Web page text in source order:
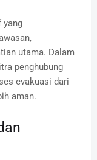
yang
utama. Dalam
penghubung
evakuasi dari
aman.